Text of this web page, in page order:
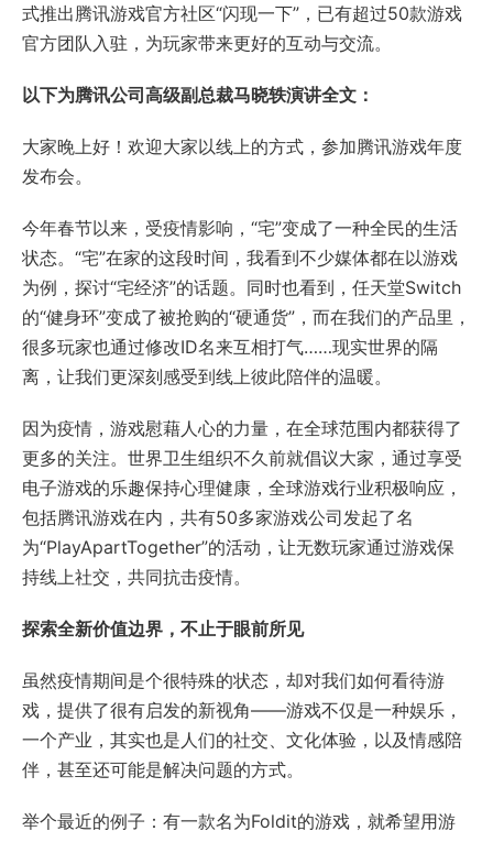
式推出腾讯游戏官方社区“闪现一下”，已有超过50款游戏
官方团队入驻，为玩家带来更好的互动与交流。
以下为腾讯公司高级副总裁马晓轶演讲全文：
大家晚上好！欢迎大家以线上的方式，参加腾讯游戏年度
发布会。
今年春节以来，受疫情影响，“宅”变成了一种全民的生活
状态。“宅”在家的这段时间，我看到不少媒体都在以游戏
为例，探讨“宅经济”的话题。同时也看到，任天堂Switch
的“健身环”变成了被抢购的“硬通货”，而在我们的产品里，
很多玩家也通过修改ID名来互相打气……现实世界的隔
离，让我们更深刻感受到线上彼此陪伴的温暖。
因为疫情，游戏慰藉人心的力量，在全球范围内都获得了
更多的关注。世界卫生组织不久前就倡议大家，通过享受
电子游戏的乐趣保持心理健康，全球游戏行业积极响应，
包括腾讯游戏在内，共有50多家游戏公司发起了名
为“PlayApartTogether”的活动，让无数玩家通过游戏保
持线上社交，共同抗击疫情。
探索全新价值边界，不止于眼前所见
虽然疫情期间是个很特殊的状态，却对我们如何看待游
戏，提供了很有启发的新视角——游戏不仅是一种娱乐，
一个产业，其实也是人们的社交、文化体验，以及情感陪
伴，甚至还可能是解决问题的方式。
举个最近的例子：有一款名为Foldit的游戏，就希望用游